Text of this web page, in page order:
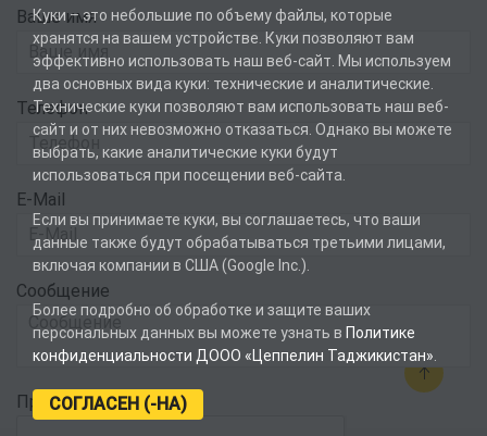
Ваше имя
Телефон
E-Mail
Сообщение
Проверка
Куки – это небольшие по объему файлы, которые
хранятся на вашем устройстве. Куки позволяют вам
эффективно использовать наш веб-сайт. Мы используем
два основных вида куки: технические и аналитические.
Технические куки позволяют вам использовать наш веб-
сайт и от них невозможно отказаться. Однако вы можете
выбрать, какие аналитические куки будут
использоваться при посещении веб-сайта.
Если вы принимаете куки, вы соглашаетесь, что ваши
данные также будут обрабатываться третьими лицами,
включая компании в США (Google Inc.).
Более подробно об обработке и защите ваших
персональных данных вы можете узнать в Политике
конфиденциальности ДООО «Цеппелин Таджикистан»
СОГЛАСЕН (-НА)